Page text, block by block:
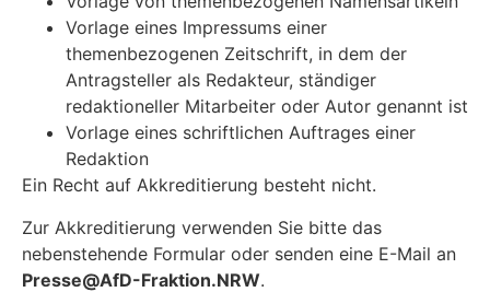
Vorlage eines Impressums einer
themenbezogenen Zeitschrift, in dem der
Antragsteller als Redakteur, ständiger
redaktioneller Mitarbeiter oder Autor genannt ist
Vorlage eines schriftlichen Auftrages einer
Redaktion
Ein Recht auf Akkreditierung besteht nicht.
Zur Akkreditierung verwenden Sie bitte das
nebenstehende Formular oder senden eine E-Mail an
Presse@AfD-Fraktion.NRW.